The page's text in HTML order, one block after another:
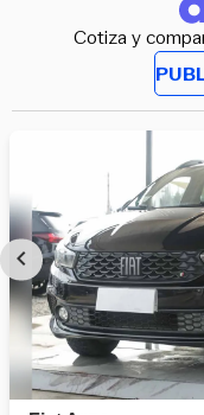
Cotiza y